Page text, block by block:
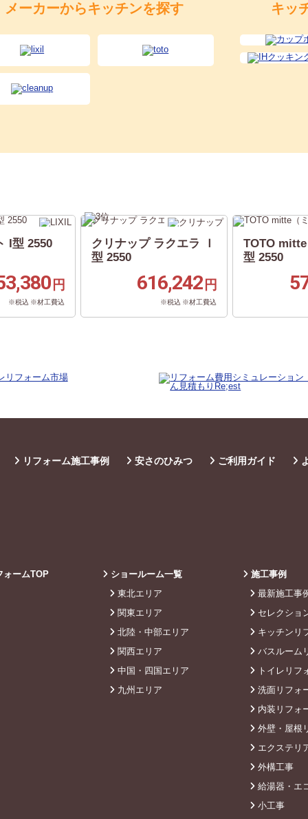
メーカーからキッチンを探す キッ
I型 2550
円
※税込 ※材工費込
クリナップ ラクエラ Ｉ
型 2550
616,242 円
※税込 ※材工費込
TOTO mitte
型 2550
リフォーム施工事例 安さのひみつ ご利用ガイド
ームTOP
ショールーム一覧
東北エリア
関東エリア
北陸・中部エリア
関西エリア
中国・四国エリア
九州エリア
施工事例
最新施工事
セレクショ
キッチンリ
バスルーム
トイレリフ
洗面リフォ
内装リフォ
外壁・屋根
エクステリ
外構工事
給湯器・エ
小工事